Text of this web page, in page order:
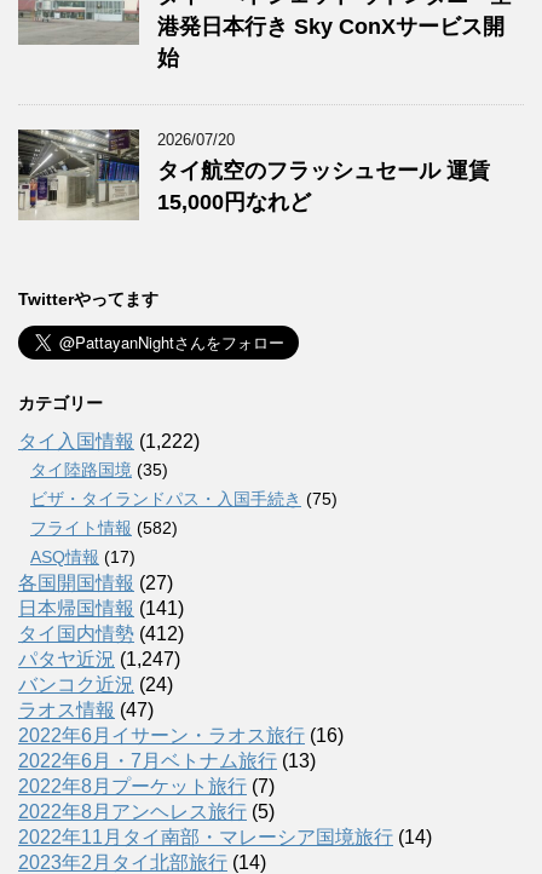
港発日本行き Sky ConXサービス開
始
2026/07/20
タイ航空のフラッシュセール 運賃
15,000円なれど
Twitterやってます
カテゴリー
タイ入国情報 (1,222)
タイ陸路国境 (35)
ビザ・タイランドパス・入国手続き (75)
フライト情報 (582)
ASQ情報 (17)
各国開国情報 (27)
日本帰国情報 (141)
タイ国内情勢 (412)
パタヤ近況 (1,247)
バンコク近況 (24)
ラオス情報 (47)
2022年6月イサーン・ラオス旅行 (16)
2022年6月・7月ベトナム旅行 (13)
2022年8月プーケット旅行 (7)
2022年8月アンヘレス旅行 (5)
2022年11月タイ南部・マレーシア国境旅行 (14)
2023年2月タイ北部旅行 (14)